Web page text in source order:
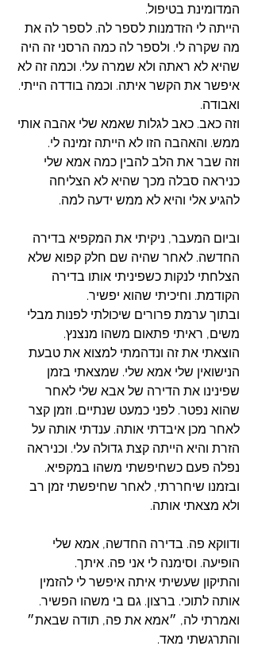
המדומינת בטיפול.
הייתה לי הזדמנות לספר לה. לספר לה את
מה שקרה לי. ולספר לה כמה הרסני זה היה
שהיא לא ראתה ולא שמרה עלי. וכמה זה לא
איפשר את הקשר איתה. וכמה בודדה הייתי.
ואבודה.
וזה כאב. כאב לגלות שאמא שלי אהבה אותי
ממש. והאהבה הזו לא הייתה זמינה לי.
וזה שבר את הלב להבין כמה אמא שלי
כניראה סבלה מכך שהיא לא הצליחה
להגיע אלי והיא לא ממש ידעה למה.
וביום המעבר, ניקיתי את המקפיא בדירה
החדשה. לאחר שהיה שם חלק קפוא שלא
הצלחתי לנקות כשפיניתי אותו בדירה
הקודמת. וחיכיתי שהוא יפשיר.
ובתוך ערמת פרורים שיכולתי לפנות מבלי
משים, ראיתי פתאום משהו מנצנץ.
הוצאתי את זה ונדהמתי למצוא את טבעת
הנישואין שלי אמא שלי. שמצאתי בזמן
שפינינו את הדירה של אבא שלי לאחר
שהוא נפטר. לפני כמעט שנתיים. וזמן קצר
לאחר מכן איבדתי אותה. ענדתי אותה על
הזרת והיא הייתה קצת גדולה עלי. וכניראה
נפלה פעם כשחיפשתי משהו במקפיא.
ובזמנו שיחררתי, לאחר שחיפשתי זמן רב
ולא מצאתי אותה.
ודווקא פה. בדירה החדשה, אמא שלי
הופיעה. וסימנה לי אני פה. איתך.
והתיקון שעשיתי איתה איפשר לי להזמין
אותה לתוכי. ברצון. גם בי משהו הפשיר.
ואמרתי לה, ״אמא את פה, תודה שבאת״
והתרגשתי מאד.